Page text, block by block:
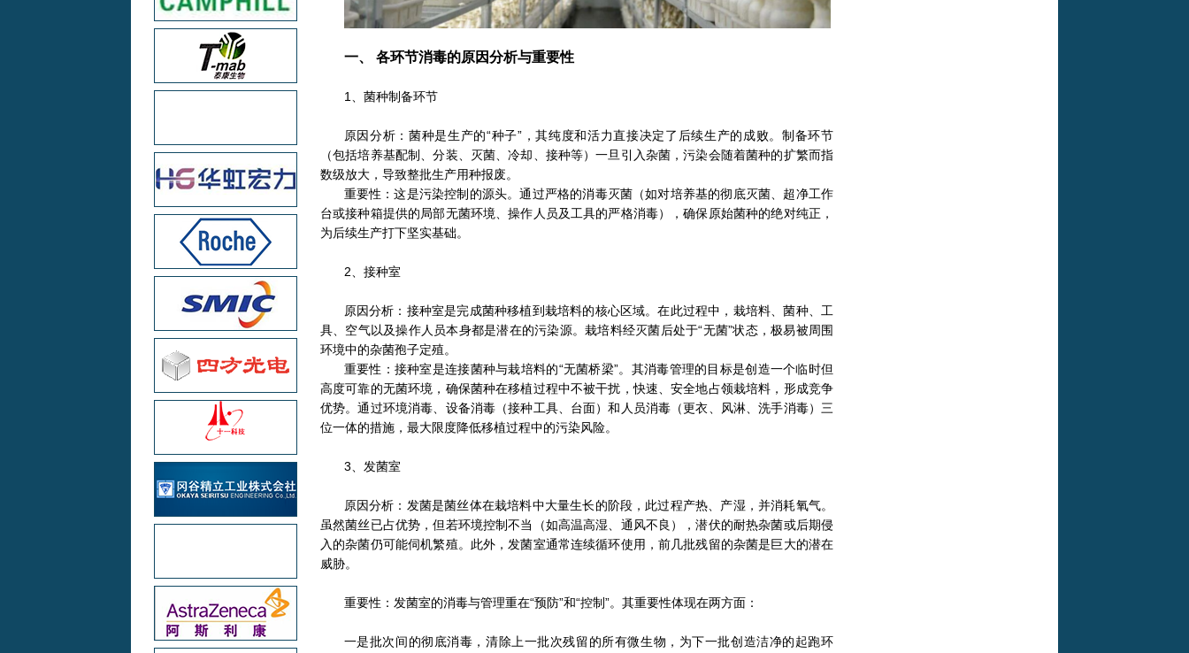
一、 各环节消毒的原因分析与重要性
1、菌种制备环节
原因分析：菌种是生产的“种子”，其纯度和活力直接决定了后续生产的成败。制备环节
（包括培养基配制、分装、灭菌、冷却、接种等）一旦引入杂菌，污染会随着菌种的扩繁而指
数级放大，导致整批生产用种报废。
重要性：这是污染控制的源头。通过严格的消毒灭菌（如对培养基的彻底灭菌、超净工作
台或接种箱提供的局部无菌环境、操作人员及工具的严格消毒），确保原始菌种的绝对纯正，
为后续生产打下坚实基础。
2、接种室
原因分析：接种室是完成菌种移植到栽培料的核心区域。在此过程中，栽培料、菌种、工
具、空气以及操作人员本身都是潜在的污染源。栽培料经灭菌后处于“无菌”状态，极易被周围
环境中的杂菌孢子定殖。
重要性：接种室是连接菌种与栽培料的“无菌桥梁”。其消毒管理的目标是创造一个临时但
高度可靠的无菌环境，确保菌种在移植过程中不被干扰，快速、安全地占领栽培料，形成竞争
优势。通过环境消毒、设备消毒（接种工具、台面）和人员消毒（更衣、风淋、洗手消毒）三
位一体的措施，最大限度降低移植过程中的污染风险。
3、发菌室
原因分析：发菌是菌丝体在栽培料中大量生长的阶段，此过程产热、产湿，并消耗氧气。
虽然菌丝已占优势，但若环境控制不当（如高温高湿、通风不良），潜伏的耐热杂菌或后期侵
入的杂菌仍可能伺机繁殖。此外，发菌室通常连续循环使用，前几批残留的杂菌是巨大的潜在
威胁。
重要性：发菌室的消毒与管理重在“预防”和“控制”。其重要性体现在两方面：
一是批次间的彻底消毒，清除上一批次残留的所有微生物，为下一批创造洁净的起跑环